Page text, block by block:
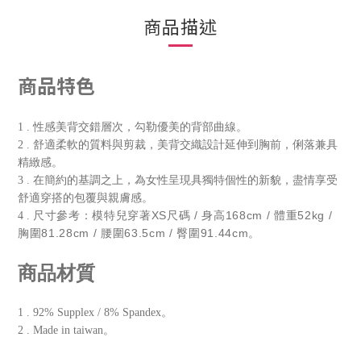
商品描述
商品特色
1 .性感美背交錯層次，勾勒優美的背部曲線。
2 . 舒適柔軟的質料與剪裁，美背交織設計延伸到胸前，俐落兼具
精緻感。
3 . 在簡約的基調之上，為女性呈現具獨特個性的新貌，盡情享受
舒適穿搭的包覆與親膚感。
4 . 尺寸參考：模特兒穿著XS尺碼 / 身高168cm / 體重52kg /
胸圍81.28cm / 腰圍63.5cm / 臀圍91.44cm。
商品材質
1 . 92% Supplex / 8% Spandex。
2 . Made in taiwan。